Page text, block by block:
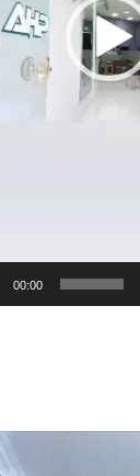
00:00